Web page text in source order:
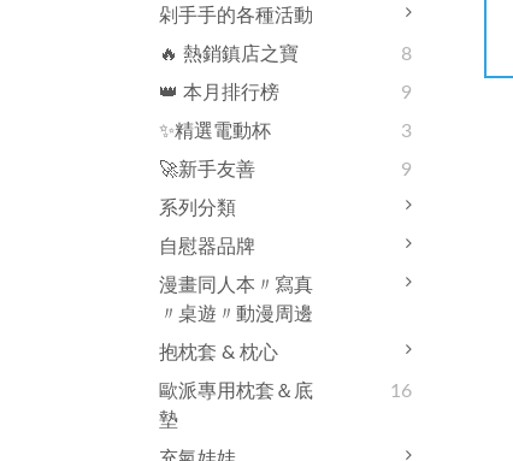
剁手手的各種活動
🔥 熱銷鎮店之寶
8
👑 本月排行榜
9
✨精選電動杯
3
🚀新手友善
9
系列分類
自慰器品牌
漫畫同人本〃寫真
〃桌遊〃動漫周邊
抱枕套 & 枕心
歐派專用枕套＆底
墊
16